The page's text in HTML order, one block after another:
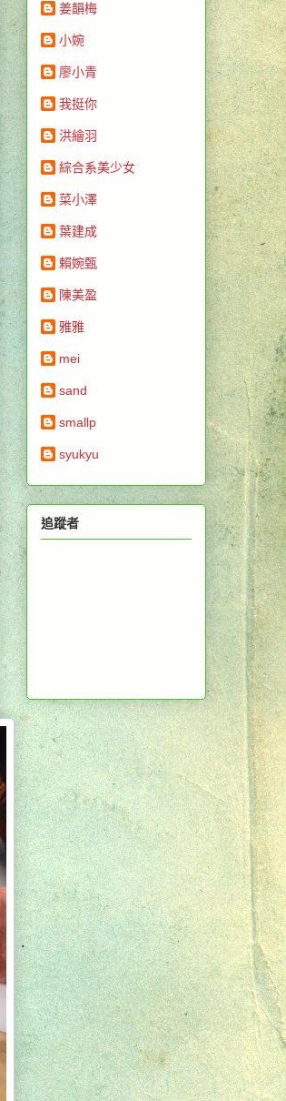
姜韻梅
小婉
廖小青
我挺你
洪繪羽
綜合系美少女
菜小澤
葉建成
賴婉甄
陳美盈
雅雅
mei
sand
smallp
syukyu
追蹤者